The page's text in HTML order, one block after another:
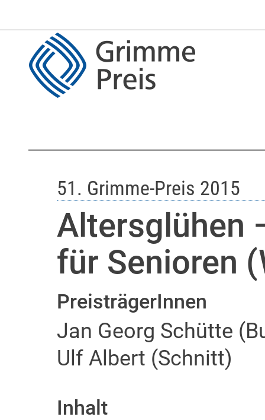
51. Grimme-Preis 2015
Altersglühen
für Senioren
PreisträgerInnen
Jan Georg Schütte
Ulf Albert (Schnitt)
Inhalt